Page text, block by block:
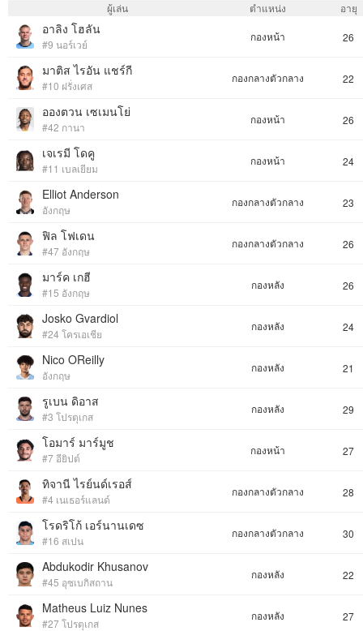
ผู้เล่น ตำแหน่ง อายุ
อาลิง โฮลัน
#9 นอร์เวย์
กองหน้า 26
มาติส ไรอัน แชร์กี
#10 ฝรั่งเศส
กองกลางตัวกลาง 22
อองตวน เซเมนโย่
#42 กานา
กองหน้า 26
เจเรมี โดคู
#11 เบลเยียม
กองหน้า 24
Elliot Anderson
อังกฤษ
กองกลางตัวกลาง 23
ฟิล โฟเดน
#47 อังกฤษ
กองกลางตัวกลาง 26
มาร์ค เกฮี
#15 อังกฤษ
กองหลัง 26
Josko Gvardiol
#24 โครเอเชีย
กองหลัง 24
Nico OReilly
อังกฤษ
กองหลัง 21
รูเบน ดิอาส
#3 โปรตุเกส
กองหลัง 29
โอมาร์ มาร์มูช
#7 อียิปต์
กองหน้า 27
ทิจานี ไรย์นด์เรอส์
#4 เนเธอร์แลนด์
กองกลางตัวกลาง 28
โรดริโก้ เอร์นานเดซ
#16 สเปน
กองกลางตัวกลาง 30
Abdukodir Khusanov
#45 อุซเบกิสถาน
กองหลัง 22
Matheus Luiz Nunes
#27 โปรตุเกส
กองหลัง 27